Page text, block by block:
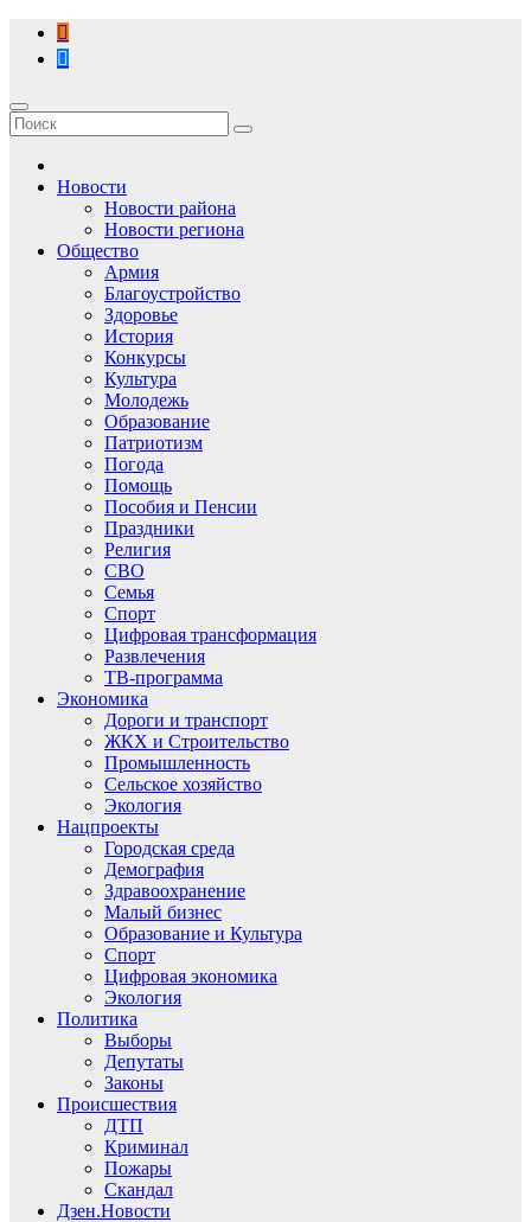
Перейти
содержимому
Новости
Новости района
Новости региона
Общество
Армия
Благоустройство
Здоровье
История
Конкурсы
Культура
Молодежь
Образование
Патриотизм
Погода
Помощь
Пособия и Пенсии
Праздники
Религия
СВО
Семья
Спорт
Цифровая трансформация
Развлечения
ТВ-программа
Экономика
Дороги и транспорт
ЖКХ и Строительство
Промышленность
Сельское хозяйство
Экология
Нацпроекты
Городская среда
Демография
Здравоохранение
Малый бизнес
Образование и Культура
Спорт
Цифровая экономика
Экология
Политика
Выборы
Депутаты
Законы
Происшествия
ДТП
Криминал
Пожары
Скандал
Дзен.Новости